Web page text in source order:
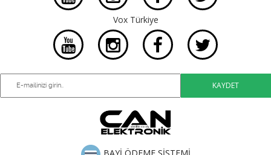
Vox Türkiye